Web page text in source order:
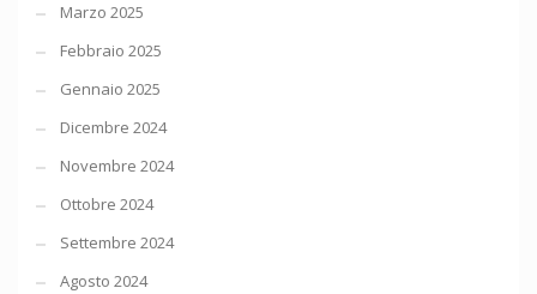
Marzo 2025
Febbraio 2025
Gennaio 2025
Dicembre 2024
Novembre 2024
Ottobre 2024
Settembre 2024
Agosto 2024